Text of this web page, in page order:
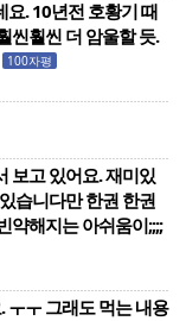
요. 10년전 호황기 때
씬훨씬 더 암울할 듯.
100자평
보고 있어요. 재미있
습니다만 한권 한권
약해지는 아쉬움이;;;;
ㅜㅜ 그래도 먹는 내용